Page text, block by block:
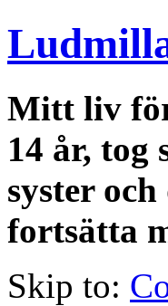
Mitt liv
14 år, tog
syster
fortsätta
Skip to: